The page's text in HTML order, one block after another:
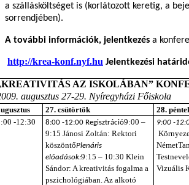
a szállásköltséget is (korlátozott keretig, a
sorrendjében).
A további információk, jelentkezés a
http://krea-konf.nyf.hu Jelentkezési
AZ ISKOLÁBAN”
augusztus 27-29. Nyíregyházi Főiskola
27. csütörtök
28.
-12:30
8:00 -12:00 Regisztráció9:00 –
9:15Jánosi Zoltán: Rektori
köszöntőPlenáris
előadások:9:15 – 10:30Klein
Sándor: A kreativitás fogalma a
pszichológiában. Az alkotó
9:00 -
Német
Vizuális